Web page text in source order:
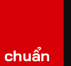
chuẩn